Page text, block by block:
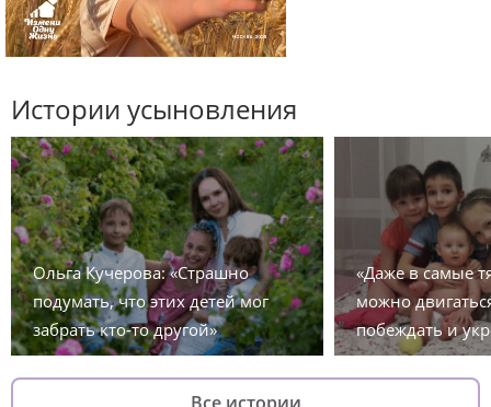
Истории усыновления
Ольга Кучерова: «Страшно
подумать, что этих детей мог
забрать кто-то другой»
«Даже в самые
можно
побеждать и